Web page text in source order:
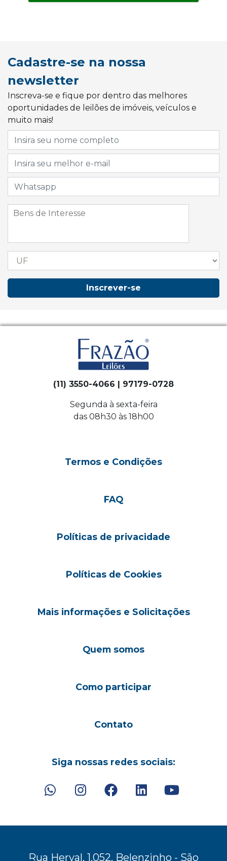
Cadastre-se na nossa
newsletter
Inscreva-se e fique por dentro das melhores
oportunidades de leilões de imóveis, veículos e
muito mais!
Inscrever-se
(11) 3550-4066 | 97179-0728
Segunda à sexta-feira
das 08h30 às 18h00
Termos e Condições
FAQ
Políticas de privacidade
Políticas de Cookies
Mais informações e Solicitações
Quem somos
Como participar
Contato
Siga nossas redes sociais:
Rua Herval, 1.052, Belenzinho - São